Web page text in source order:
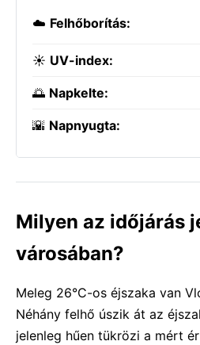
☁️ Felhőborítás:
☀️ UV-index:
🌅 Napkelte:
🌇 Napnyugta:
Milyen az időjárás
városában?
Meleg 26°C-os éjszaka van
Néhány felhő úszik át az
jelenleg hűen tükrözi a mért